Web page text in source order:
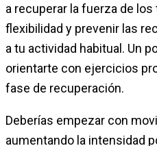
a recuperar la fuerza de
flexibilidad y prevenir las
a tu actividad habitual. Un
orientarte con ejercicios
fase de recuperación.
Deberías empezar con
aumentando la intensidad